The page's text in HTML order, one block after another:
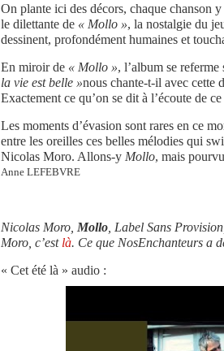
On plante ici des décors, chaque chanson
le dilettante de « Mollo », la nostalgie du
dessinent, profondément humaines et
En miroir de « Mollo », l’album se referme
la vie est belle »nous chante-t-il avec cette
Exactement ce qu’on se dit à l’écoute de
Les moments d’évasion sont rares en ce
entre les oreilles ces belles mélodies qui
Nicolas Moro. Allons-y Mollo, mais
Anne LEFEBVRE
Nicolas Moro, Mollo , Label Sans
Moro, c’est là. Ce que NosEnchanteurs a
« Cet été là » audio :